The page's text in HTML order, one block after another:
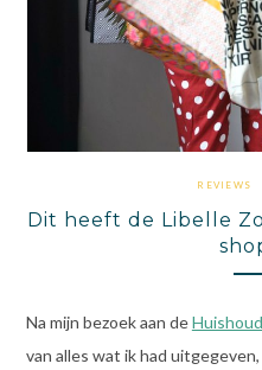
REVIEWS
Dit heeft de Libelle
Na mijn bezoek aan de
van alles wat ik had